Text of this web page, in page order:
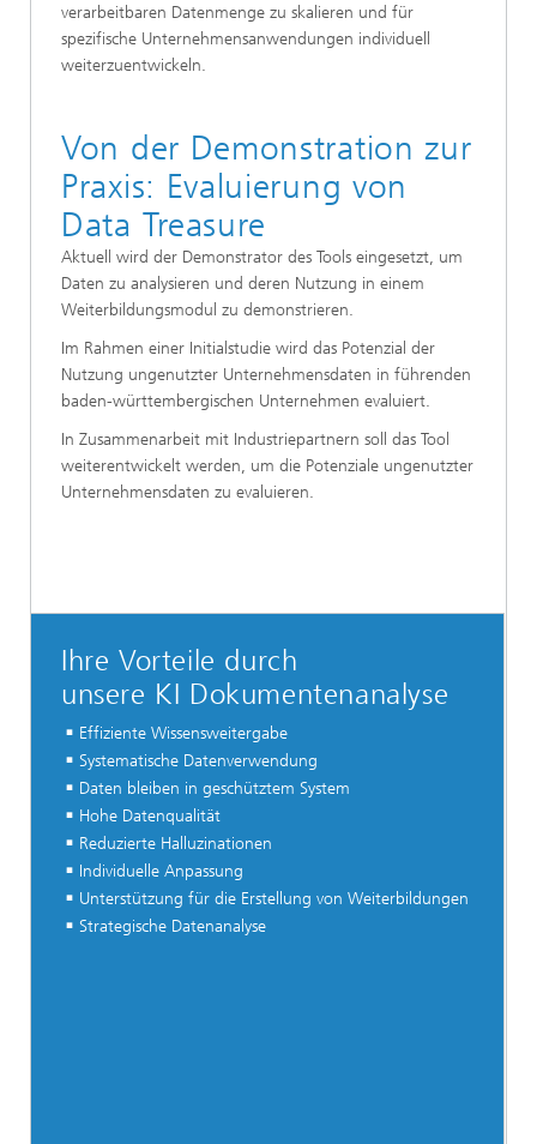
verarbeitbaren Datenmenge zu skalieren und für
spezifische Unternehmensanwendungen individuell
weiterzuentwickeln.
Von der Demonstration zur
Praxis: Evaluierung von
Data Treasure
Aktuell wird der Demonstrator des Tools eingesetzt, um
Daten zu analysieren und deren Nutzung in einem
Weiterbildungsmodul zu demonstrieren.
Im Rahmen einer Initialstudie wird das Potenzial der
Nutzung ungenutzter Unternehmensdaten in führenden
baden-württembergischen Unternehmen evaluiert.
In Zusammenarbeit mit Industriepartnern soll das Tool
weiterentwickelt werden, um die Potenziale ungenutzter
Unternehmensdaten zu evaluieren.
Ihre Vorteile durch
unsere KI Dokumentenanalyse
Effiziente Wissensweitergabe
Systematische Datenverwendung
Daten bleiben in geschütztem System
Hohe Datenqualität
Reduzierte Halluzinationen
Individuelle Anpassung
Unterstützung für die Erstellung von Weiterbildungen
Strategische Datenanalyse